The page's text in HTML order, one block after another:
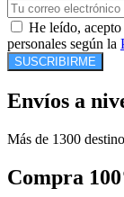
He leído,
personales según la
SUSCRIBIRME
Envíos a
Más de 1300
Compra